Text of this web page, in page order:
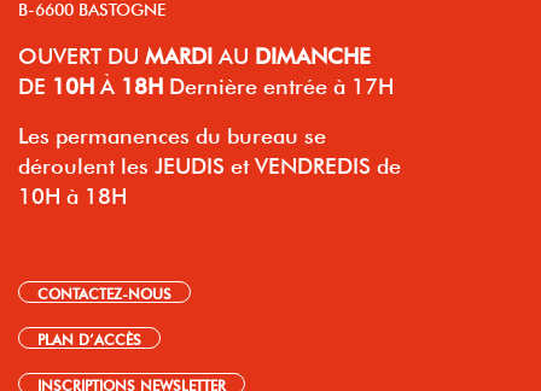
B-6600 BASTOGNE
OUVERT DU MARDI AU DIMANCHE
DE 10H À 18H Dernière entrée à 17H
Les permanences du bureau se
déroulent les JEUDIS et VENDREDIS de
10H à 18H
CONTACTEZ-NOUS
PLAN D’ACCÈS
INSCRIPTIONS NEWSLETTER